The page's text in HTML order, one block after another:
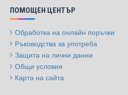
ПОМОЩЕН ЦЕНТЪР
Обработка на онлайн поръчки
Ръководства за употреба
Защита на лични данни
Общи условия
Карта на сайта